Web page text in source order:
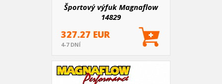
Športový výfuk Magnaflow
14829
327.27 EUR
4-7 DNÍ